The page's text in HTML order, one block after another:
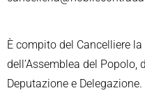
È compito del Cancelliere
dell’Assemblea del Popolo,
Deputazione e